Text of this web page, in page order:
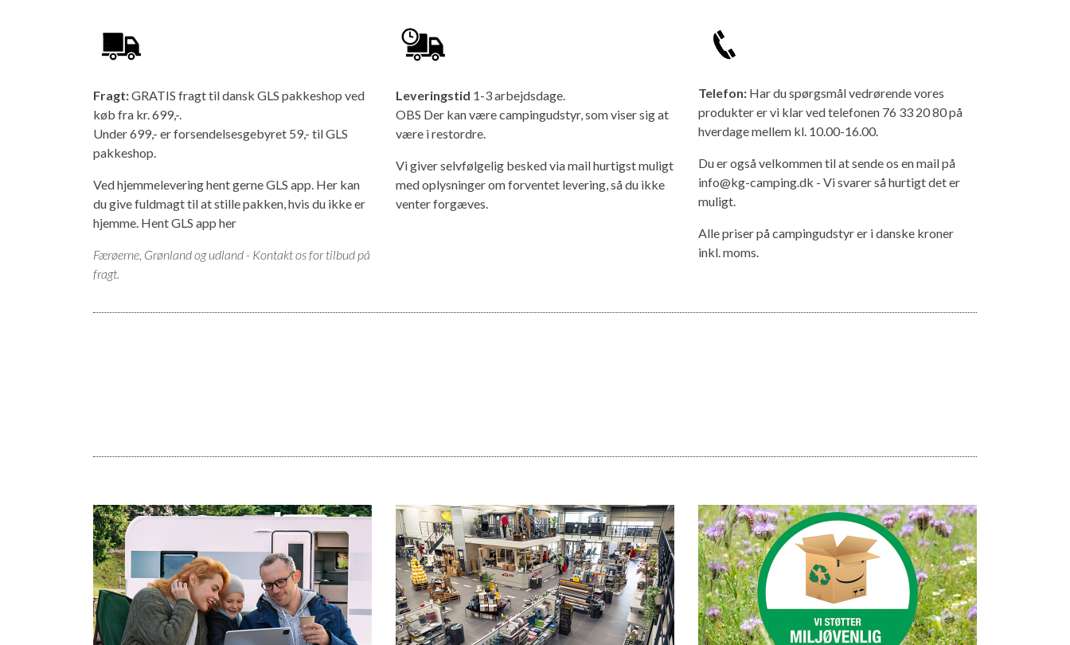
Fragt:GRATIS fragt til dansk GLS pakkeshop ved
køb fra kr. 699,-.
Under 699,- er forsendelsesgebyret 59,- til GLS
pakkeshop.
Ved hjemmelevering hent gerne GLS app. Her kan
du give fuldmagt til at stille pakken, hvis du ikke er
hjemme. Hent GLS app her
Færøerne, Grønland og udland - Kontakt os for tilbud på
fragt.
Leveringstid 1-3 arbejdsdage.
OBS Der kan være campingudstyr, som viser sig at
være i restordre.
Vi giver selvfølgelig besked via mail hurtigst muligt
med oplysninger om forventet levering, så du ikke
venter forgæves.
Telefon: Har du spørgsmål vedrørende vores
produkter er vi klar ved telefonen 76 33 20 80 på
hverdage mellem kl. 10.00-16.00.
Du er også velkommen til at sende os en mail på
info@kg-camping.dk - Vi svarer så hurtigt det er
muligt.
Alle priser på campingudstyr er i danske kroner
inkl. moms.